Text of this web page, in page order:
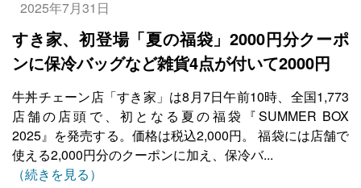
2025年7月31日
すき家、初登場「夏の福袋」2000円分クーポ
ンに保冷バッグなど雑貨4点が付いて2000円
牛丼チェーン店「すき家」は8月7日午前10時、全国1,773
店舗の店頭で、初となる夏の福袋『SUMMER BOX
2025』を発売する。価格は税込2,000円。 福袋には店舗で
使える2,000円分のクーポンに加え、保冷バ...
（続きを見る）